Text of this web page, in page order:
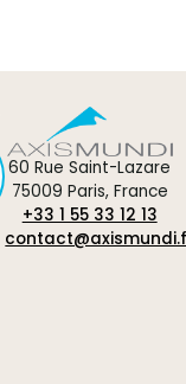
60 Rue Saint-Lazare
75009 Paris, France
+33 1 55 33 12 13